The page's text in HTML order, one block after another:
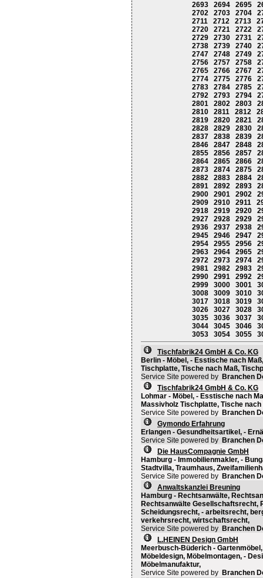
2693
2694 2695
2702
2703 2704
2711
2712 2713
2720
2721 2722
2729
2730 2731
2738
2739 2740
2747
2748 2749
2756
2757 2758
2765
2766 2767
2774
2775 2776
2783
2784 2785
2792
2793 2794
2801
2802 2803
2810
2811 2812
2819
2820 2821
2828
2829 2830
2837
2838 2839
2846
2847 2848
2855
2856 2857
2864
2865 2866
2873
2874 2875
2882
2883 2884
2891
2892 2893
2900
2901 2902
2909
2910 2911
2918
2919 2920
2927
2928 2929
2936
2937 2938
2945
2946 2947
2954
2955 2956
2963
2964 2965
2972
2973 2974
2981
2982 2983
2990
2991 2992
2999
3000 3001
3008
3009 3010
3017
3018 3019
3026
3027 3028
3035
3036 3037
3044
3045 3046
3053
3054 3055
Tischfabrik24 GmbH & Co. KG
Berlin - Möbel, - Esstische nach
Tischplatte, Tische nach Maß,
Service Site powered by Branchen
Tischfabrik24 GmbH & Co. KG
Lohmar - Möbel, - Esstische nach
Massivholz Tischplatte, Tische
Service Site powered by Branchen
Gymondo Erfahrung
Erlangen - Gesundheitsartikel, -
Service Site powered by Branchen
Die HausCompagnie GmbH
Hamburg - Immobilienmakler, -
Stadtvilla, Traumhaus,
Service Site powered by Branchen
Anwaltskanzlei Breuning
Hamburg - Rechtsanwälte,
Rechtsanwälte Gesellschaftsrecht,
Scheidungsrecht, - arbeitsrecht,
verkehrsrecht, wirtschaftsrecht,
Service Site powered by Branchen
L.HEINEN Design GmbH
Meerbusch-Büderich -
Möbeldesign, Möbelmontagen, -
Möbelmanufaktur,
Service Site powered by Branchen